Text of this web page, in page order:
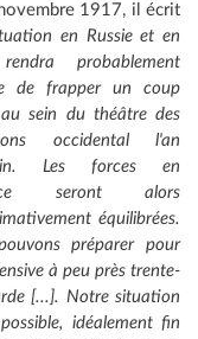
1917, il écrit
en Russie et en
probablement
de frapper un coup
sein du théâtre des
occidental l'an
Les forces en
seront alors
équilibrées.
préparer pour
à peu près trente-
[...]. Notre situation
idéalement fin